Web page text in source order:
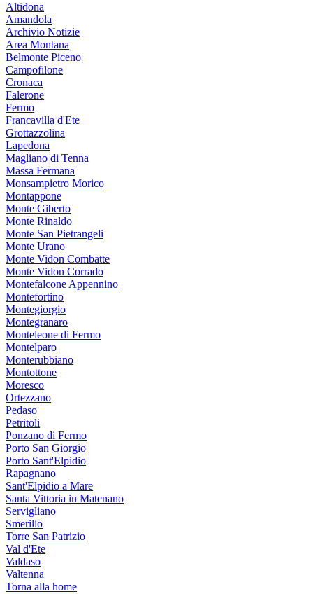
Altidona
Amandola
Archivio Notizie
Area Montana
Belmonte Piceno
Campofilone
Cronaca
Falerone
Fermo
Francavilla d'Ete
Grottazzolina
Lapedona
Magliano di Tenna
Massa Fermana
Monsampietro Morico
Montappone
Monte Giberto
Monte Rinaldo
Monte San Pietrangeli
Monte Urano
Monte Vidon Combatte
Monte Vidon Corrado
Montefalcone Appennino
Montefortino
Montegiorgio
Montegranaro
Monteleone di Fermo
Montelparo
Monterubbiano
Montottone
Moresco
Ortezzano
Pedaso
Petritoli
Ponzano di Fermo
Porto San Giorgio
Porto Sant'Elpidio
Rapagnano
Sant'Elpidio a Mare
Santa Vittoria in Matenano
Servigliano
Smerillo
Torre San Patrizio
Val d'Ete
Valdaso
Valtenna
Torna alla home